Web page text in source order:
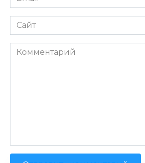
*
Сайт
Комментарий